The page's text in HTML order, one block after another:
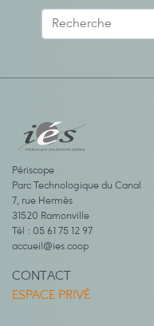
Périscope
Parc Technologique du Canal
7, rue Hermès
31520 Ramonville
Tél : 05 61 75 12 97
accueil@ies.coop
CONTACT
ESPACE PRIVÉ